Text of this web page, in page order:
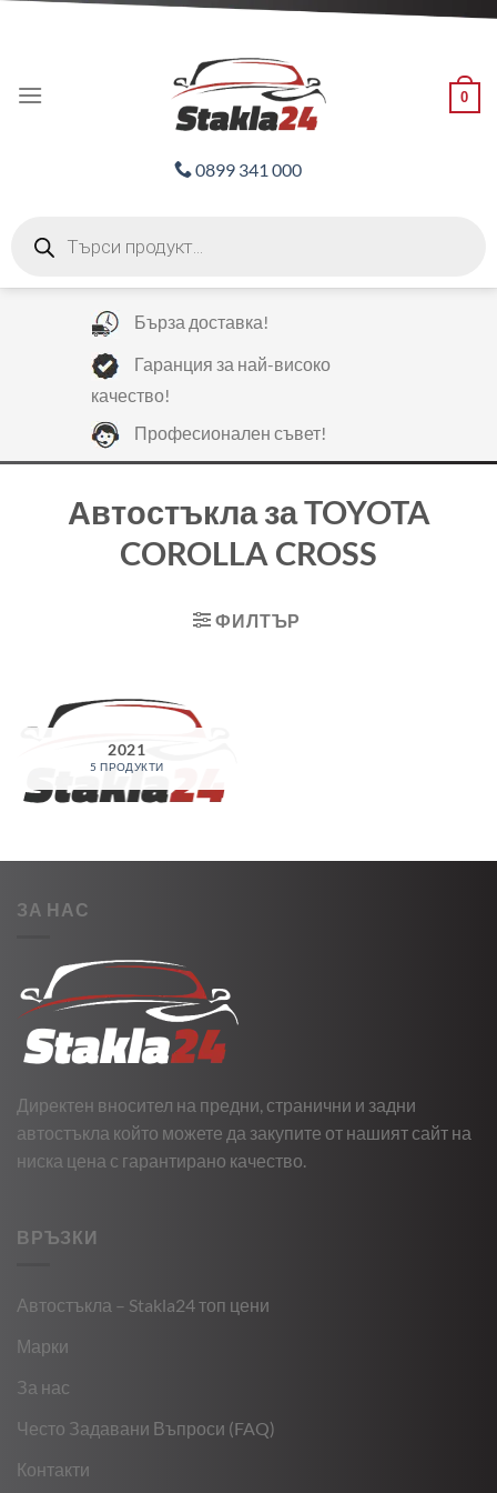
0
0899 341 000
search
Бърза доставка!
Гаранция за най-високо
качество!
Професионален съвет!
Автостъкла за TOYOTA
COROLLA CROSS
ФИЛТЪР
2021
5 ПРОДУКТИ
ЗА НАС
Директен вносител на предни, странични и задни
автостъкла който можете да закупите от нашият сайт на
ниска цена с гарантирано качество.
ВРЪЗКИ
Автостъкла – Stakla24 топ цени
Марки
За нас
Често Задавани Въпроси (FAQ)
Контакти